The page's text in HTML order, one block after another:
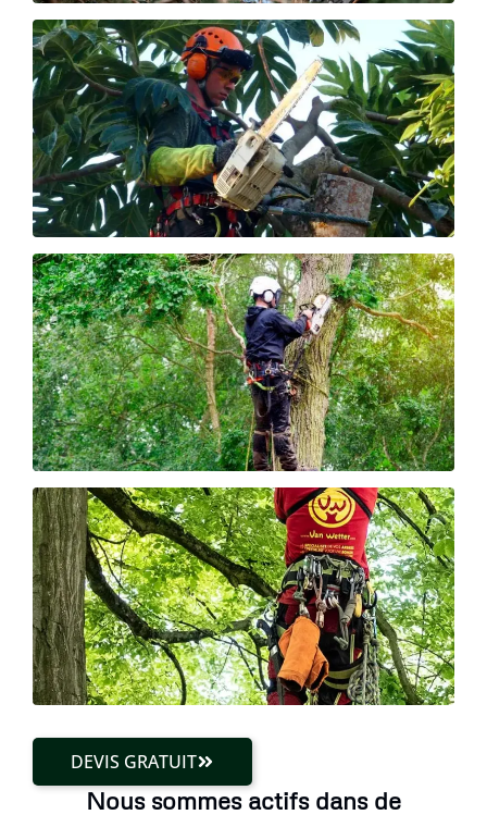
DEVIS GRATUIT
Nous sommes actifs dans de